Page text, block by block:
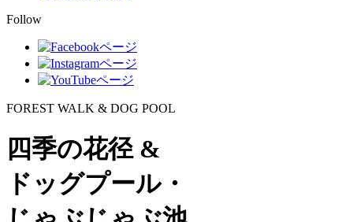
Follow
FOREST WALK & DOG POOL
四季の花径 &
ドッグプール・